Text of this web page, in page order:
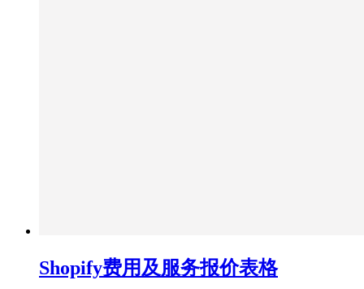
Shopify费用及服务报价表格